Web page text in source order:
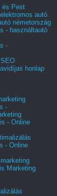
és Pest
autó
németország
- használtautó
-
honlap
-
- Online
- Online
Marketing